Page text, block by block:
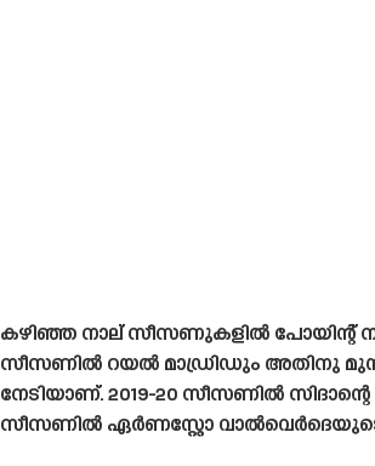
കഴിഞ്ഞ നാല് സീസണുകളിൽ പോയിന്റ്
സീസണിൽ റയൽ മാഡ്രിഡും അതിനു
നേടിയാണ്. 2019-20 സീസണിൽ
സീസണിൽ ഏർണസ്റ്റോ